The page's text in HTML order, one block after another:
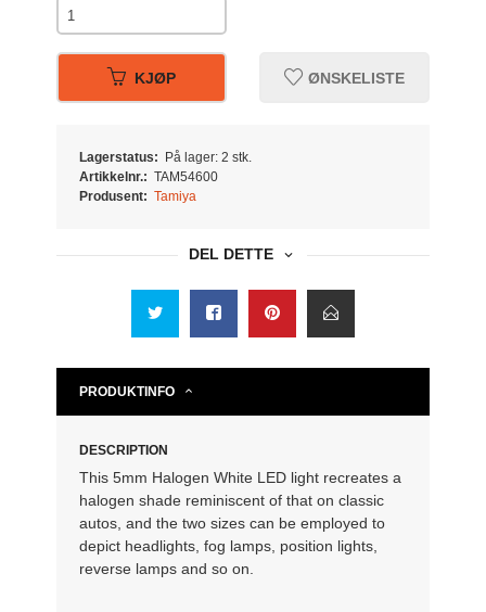
KJØP ØNSKELISTE
Lagerstatus: På lager: 2 stk.
Artikkelnr.: TAM54600
Produsent: Tamiya
DEL DETTE
PRODUKTINFO
DESCRIPTION
This 5mm Halogen White LED light recreates a
halogen shade reminiscent of that on classic
autos, and the two sizes can be employed to
depict headlights, fog lamps, position lights,
reverse lamps and so on.